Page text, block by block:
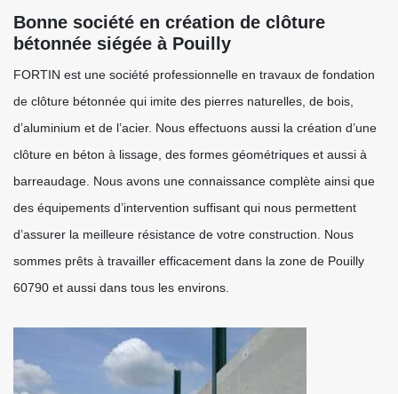
Bonne société en création de clôture
bétonnée siégée à Pouilly
FORTIN est une société professionnelle en travaux de fondation
de clôture bétonnée qui imite des pierres naturelles, de bois,
d’aluminium et de l’acier. Nous effectuons aussi la création d’une
clôture en béton à lissage, des formes géométriques et aussi à
barreaudage. Nous avons une connaissance complète ainsi que
des équipements d’intervention suffisant qui nous permettent
d’assurer la meilleure résistance de votre construction. Nous
sommes prêts à travailler efficacement dans la zone de Pouilly
60790 et aussi dans tous les environs.